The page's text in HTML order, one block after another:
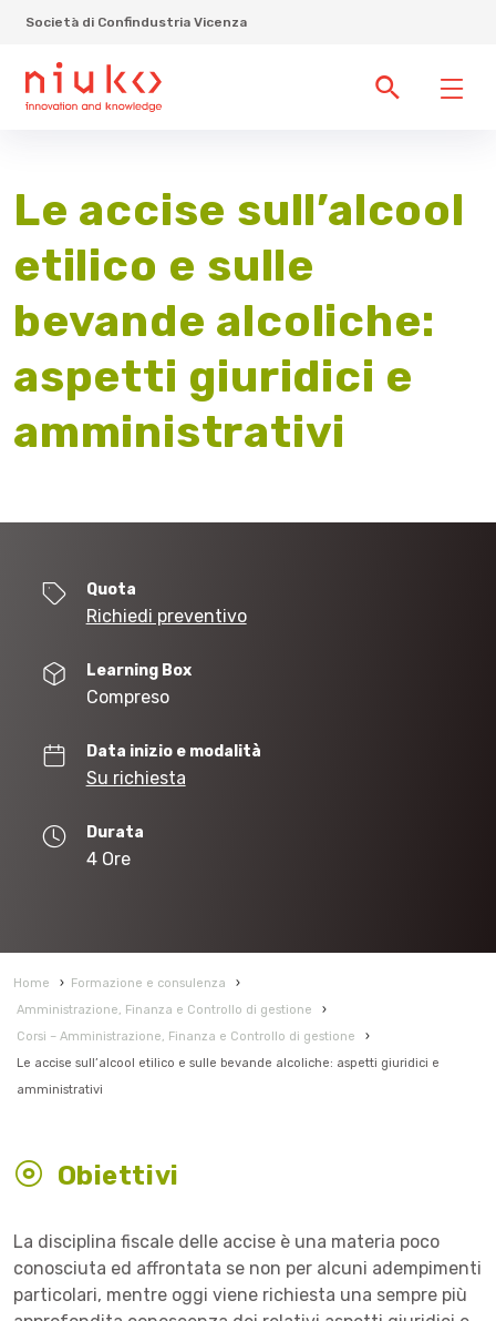
Società di Confindustria Vicenza
Le accise sull’alcool
etilico e sulle
bevande alcoliche:
aspetti giuridici e
amministrativi
Quota
Richiedi preventivo
Learning Box
Compreso
Data inizio e modalità
Su richiesta
Durata
4 Ore
Home › Formazione e consulenza
›
Amministrazione, Finanza e Controllo di gestione
›
Corsi – Amministrazione, Finanza e Controllo di gestione
›
Le accise sull’alcool etilico e sulle bevande alcoliche: aspetti giuridici e
amministrativi
Obiettivi
La disciplina fiscale delle accise è una materia poco
conosciuta ed affrontata se non per alcuni adempimenti
particolari, mentre oggi viene richiesta una sempre più